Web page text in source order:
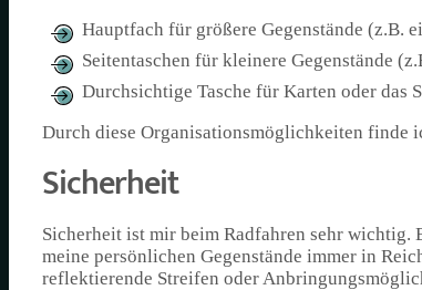
Hauptfach für größere Gegenstände (z.B.
Seitentaschen für kleinere Gegenstände
Durchsichtige Tasche für Karten oder das
Durch diese Organisationsmöglichkeiten finde
Sicherheit
Sicherheit ist mir beim Radfahren sehr wichtig.
meine persönlichen Gegenstände immer in
reflektierende Streifen oder